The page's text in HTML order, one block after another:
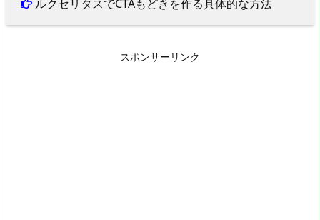
ルクセリタスでCTAもどきを作る具体的な方法
スポンサーリンク